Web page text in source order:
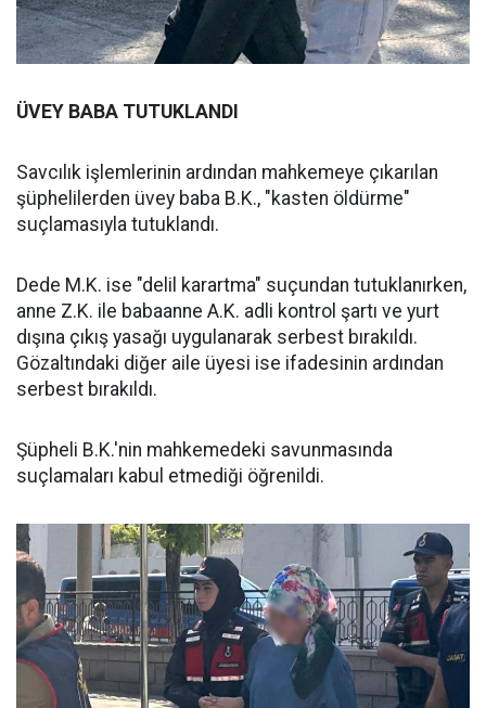
ÜVEY BABA TUTUKLANDI
Savcılık işlemlerinin ardından mahkemeye çıkarılan
şüphelilerden üvey baba B.K., "kasten öldürme"
suçlamasıyla tutuklandı.
Dede M.K. ise "delil karartma" suçundan tutuklanırken,
anne Z.K. ile babaanne A.K. adli kontrol şartı ve yurt
dışına çıkış yasağı uygulanarak serbest bırakıldı.
Gözaltındaki diğer aile üyesi ise ifadesinin ardından
serbest bırakıldı.
Şüpheli B.K.'nin mahkemedeki savunmasında
suçlamaları kabul etmediği öğrenildi.